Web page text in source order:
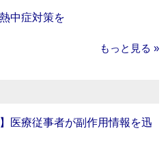
中症対策を
もっと見る »
医療従事者が副作用情報を迅